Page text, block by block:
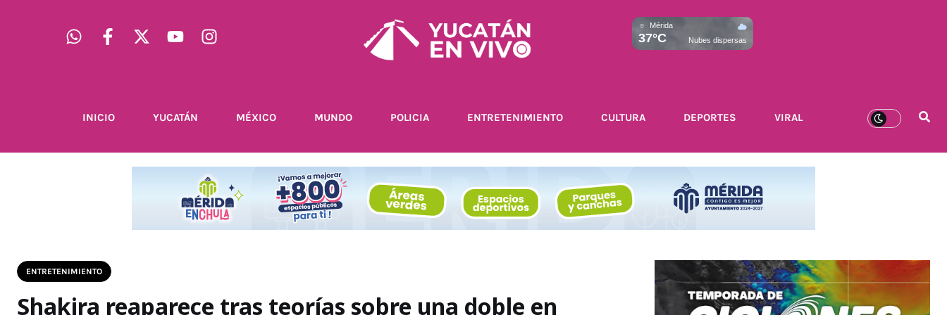
Mérida
37°C Nubes dispersas
INICIO YUCATÁN MÉXICO MUNDO POLICIA ENTRETENIMIENTO CULTURA DEPORTES VIRAL
ENTRETENIMIENTO
Shakira reaparece tras teorías sobre una doble en